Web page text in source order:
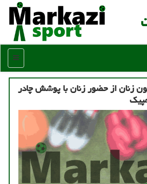
منو
زنان از حضور زنان با پوشش چادر